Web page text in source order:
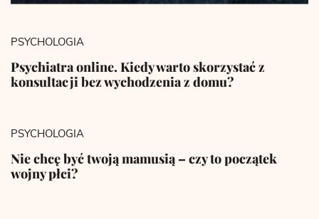
PSYCHOLOGIA
Psychiatra online. Kiedy warto skorzystać z
konsultacji bez wychodzenia z domu?
PSYCHOLOGIA
Nie chcę być twoją mamusią – czy to początek
wojny płci?